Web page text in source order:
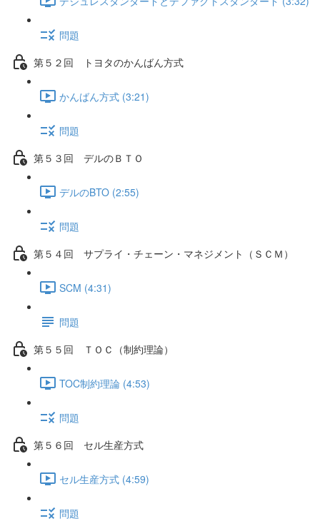
問題
第５２回 トヨタのかんばん方式
かんばん方式 (3:21)
問題
第５３回 デルのＢＴＯ
デルのBTO (2:55)
問題
第５４回 サプライ・チェーン・マネジメント（ＳＣＭ）
SCM (4:31)
問題
第５５回 ＴＯＣ（制約理論）
TOC制約理論 (4:53)
問題
第５６回 セル生産方式
セル生産方式 (4:59)
問題